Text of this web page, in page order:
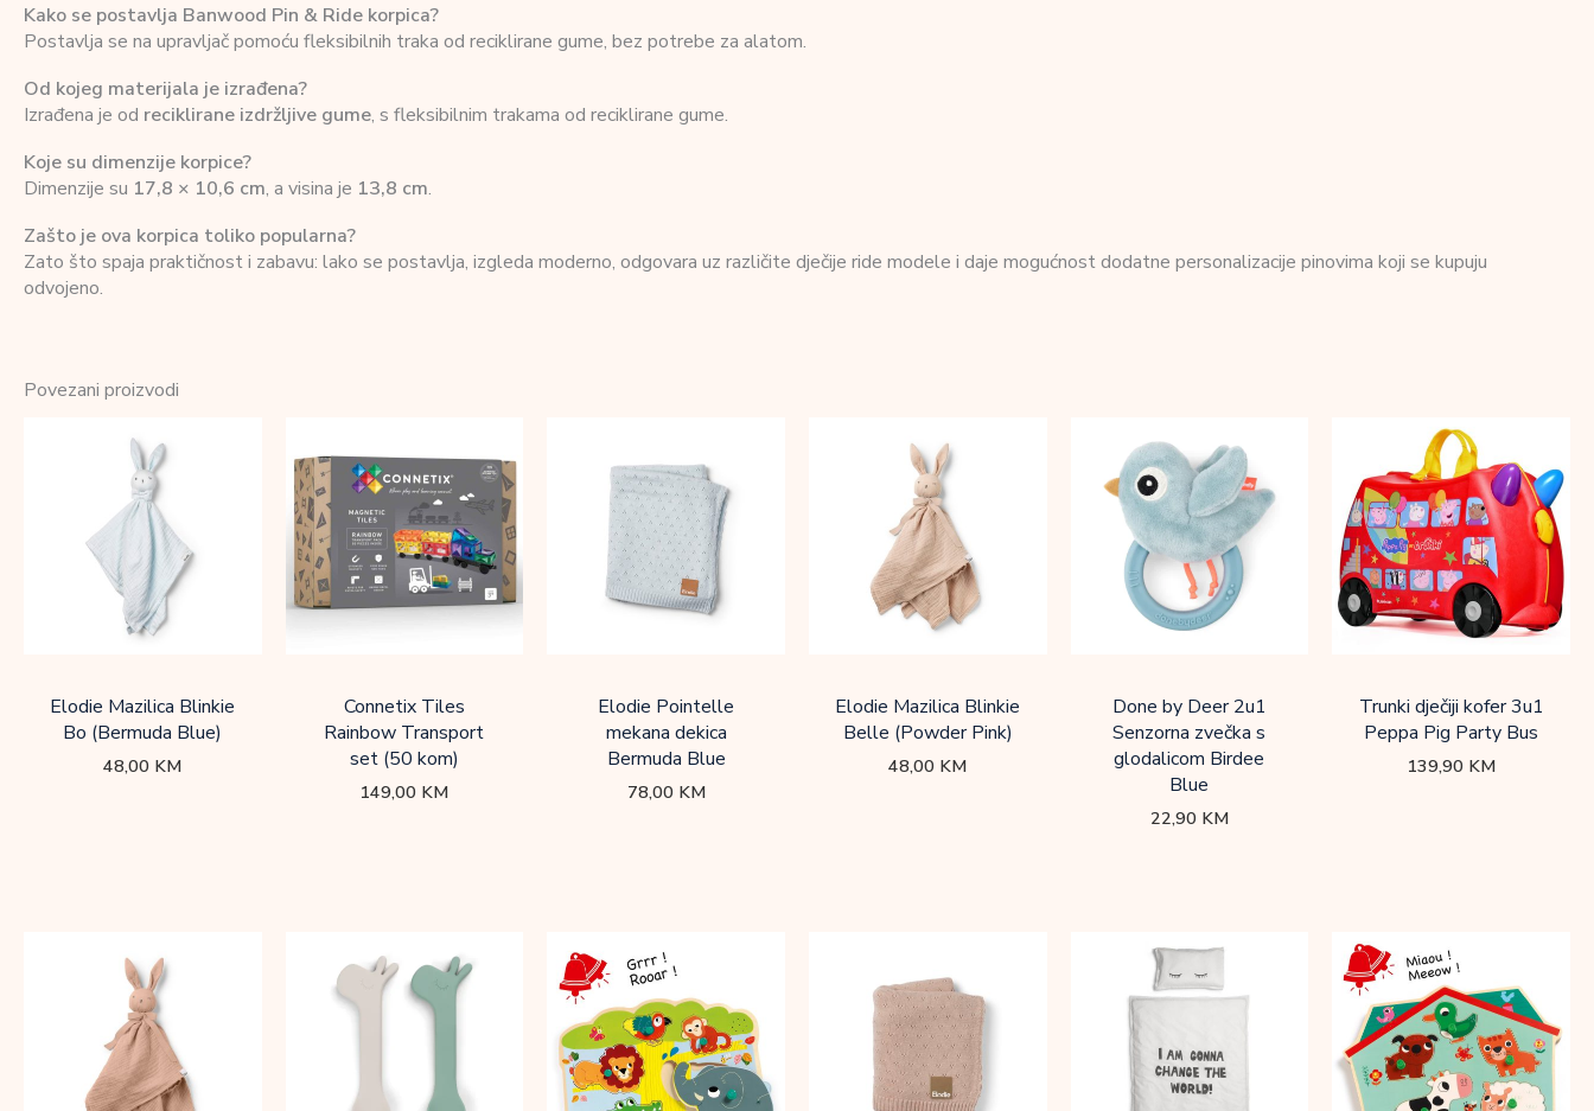
Kako se postavlja Banwood Pin & Ride korpica?
Postavlja se na upravljač pomoću fleksibilnih traka od reciklirane gume, bez potrebe za alatom.
Od kojeg materijala je izrađena?
Izrađena je od reciklirane izdržljive gume, s fleksibilnim trakama od reciklirane gume.
Koje su dimenzije korpice?
Dimenzije su 17,8 × 10,6 cm, a visina je 13,8 cm.
Zašto je ova korpica toliko popularna?
Zato što spaja praktičnost i zabavu: lako se postavlja, izgleda moderno, odgovara uz različite dječije ride modele i daje mogućnost dodatne personalizacije pinovima koji se kupuju
odvojeno.
Povezani proizvodi
Elodie Mazilica Blinkie
Bo (Bermuda Blue)
48,00 KM
Connetix Tiles
Rainbow Transport
set (50 kom)
149,00 KM
Elodie Pointelle
mekana dekica
Bermuda Blue
78,00 KM
Elodie Mazilica Blinkie
Belle (Powder Pink)
48,00 KM
Done by Deer 2u1
Senzorna zvečka s
glodalicom Birdee
Blue
22,90 KM
Trunki dječiji kofer 3u1
Peppa Pig Party Bus
139,90 KM